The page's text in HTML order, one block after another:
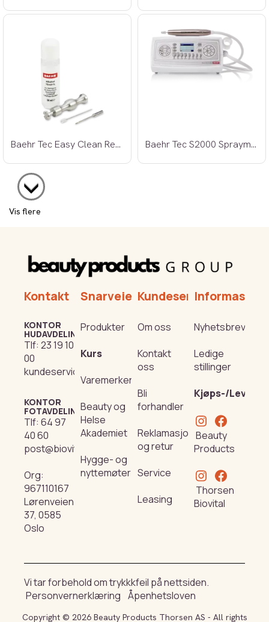
Baehr Tec Easy Clean Rensesett Baehr Tec S2000 Spraymaskin
Vis flere
Kontakt
KONTOR
HUDAVDELING
Tlf: 23 19 10
00
kundeservice@beautyproducts.no
KONTOR
FOTAVDELING
Tlf: 64 97
40 60
post@biovital.no
Org:
967110167
Lørenveien
37, 0585
Oslo
Snarveier
Produkter
Kurs
Varemerker
Beauty og
Helse
Akademiet
Hygge- og
nyttemøter
Kundeservice
Om oss
Kontakt
oss
Bli
forhandler
Reklamasjon
og retur
Service
Leasing
Informasjon
Nyhetsbrev
Ledige
stillinger
Kjøps-/
Beauty
Products
Thorsen
Biovital
Vi tar forbehold om trykkkfeil på nettsiden.
Personvernerklæring Åpenhetsloven
Copyright © 2026 Beauty Products Thorsen AS - All rights